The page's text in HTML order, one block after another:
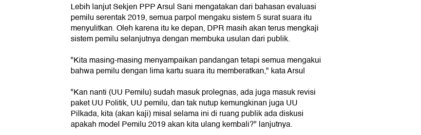
Lebih lanjut Sekjen PPP Arsul Sani mengatakan dari bahasan evaluasi
pemilu serentak 2019, semua parpol mengaku sistem 5 surat suara itu
menyulitkan. Oleh karena itu ke depan, DPR masih akan terus mengkaji
sistem pemilu selanjutnya dengan membuka usulan dari publik.
"Kita masing-masing menyampaikan pandangan tetapi semua mengakui
bahwa pemilu dengan lima kartu suara itu memberatkan," kata Arsul
"Kan nanti (UU Pemilu) sudah masuk prolegnas, ada juga masuk revisi
paket UU Politik, UU pemilu, dan tak nutup kemungkinan juga UU
Pilkada, kita (akan kaji) misal selama ini di ruang publik ada diskusi
apakah model Pemilu 2019 akan kita ulang kembali?" lanjutnya.